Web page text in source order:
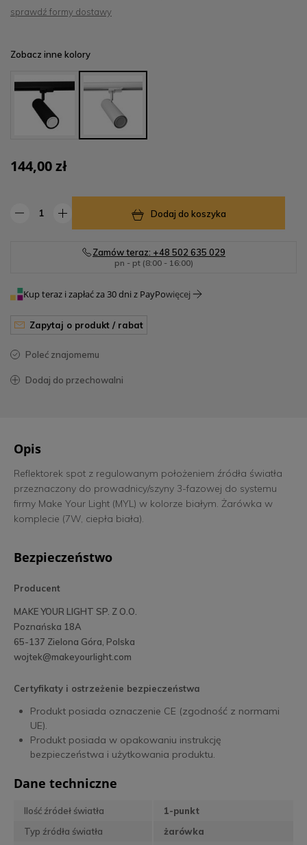
sprawdź formy dostawy
Zobacz inne kolory
144,00 zł
Dodaj do koszyka
Zamów teraz: +48 502 635 029
pn - pt (8:00 - 16:00)
Kup teraz i zapłać za 30 dni z PayPowięcej
zapytaj o produkt / rabat
poleć znajomemu
dodaj do przechowalni
Opis
Reflektorek spot z regulowanym położeniem źródła światła
przeznaczony do prowadnicy/szyny 3-fazowej do systemu
firmy Make Your Light (MYL) w kolorze białym. Żarówka w
komplecie (7W, ciepła biała).
Bezpieczeństwo
Producent
MAKE YOUR LIGHT SP. Z O.O.
Poznańska 18A
65-137 Zielona Góra, Polska
wojtek@makeyourlight.com
Certyfikaty i ostrzeżenie bezpieczeństwa
Produkt posiada oznaczenie CE (zgodność z normami
UE).
Produkt posiada w opakowaniu instrukcję
bezpieczeństwa i użytkowania produktu.
Dane techniczne
Ilość źródeł światła
1-punkt
Typ źródła światła
żarówka